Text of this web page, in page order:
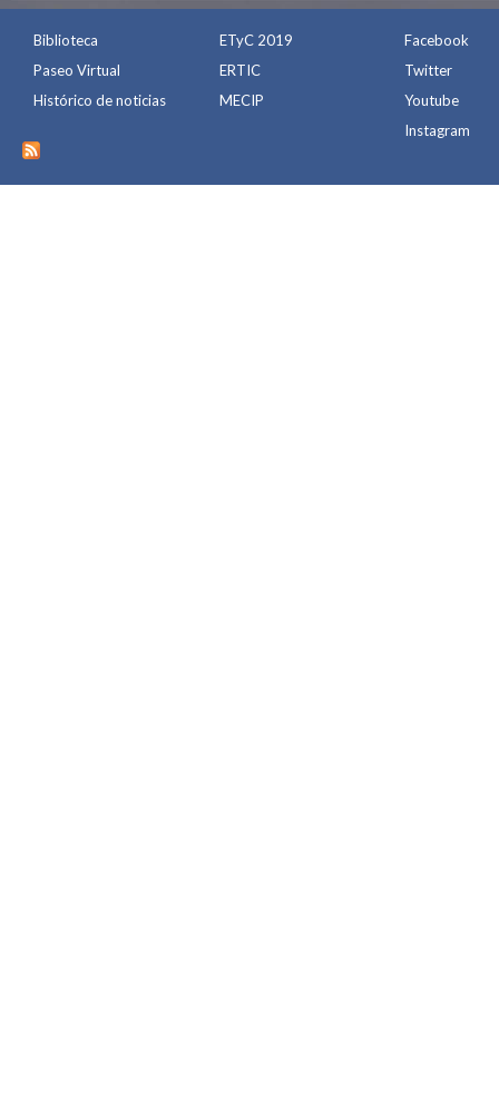
Biblioteca
Paseo Virtual
Histórico de noticias
ETyC 2019
ERTIC
MECIP
Facebook
Twitter
Youtube
Instagram